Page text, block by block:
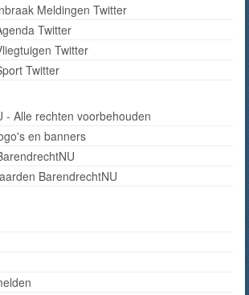
Meldingen Twitter
Twitter
Twitter
Twitter
- Alle rechten voorbehouden
en banners
BarendrechtNU